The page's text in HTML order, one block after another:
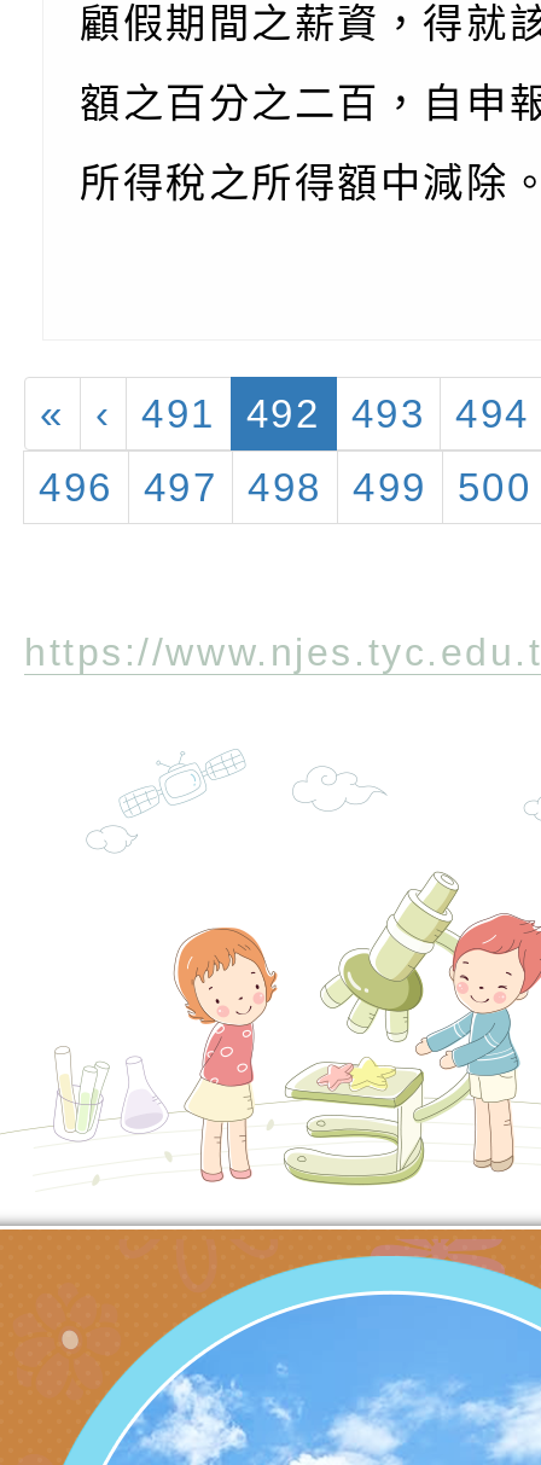
顧假期間之薪資，得就
額之百分之二百，自申
所得稅之所得額中減除
« ‹ 491 492 (current)
493
494
496
497 498 499 500
https://